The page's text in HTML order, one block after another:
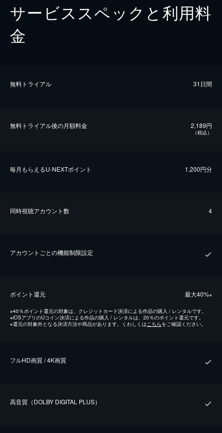
サービススペックと利用料
金
無料トライアル 31日間
無料トライアル後の⽉額料金 2,189円
（税込）
毎⽉もらえるU-NEXTポイント 1,200円分
同時視聴アカウント数 4
アカウントごとの機能制限設定
ポイント還元 最⼤40%※
※40％ポイント還元の対象は、クレジットカード決済による作品の購入 / レンタルです。
※iOSアプリのUコイン決済による作品の購入 / レンタルは、20％のポイント還元です。
※還元の対象外となる決済方法や商品があります。くわしくはこちらをご確認ください。
フルHD画質 / 4K画質
⾼⾳質（DOLBY DIGITAL PLUS）